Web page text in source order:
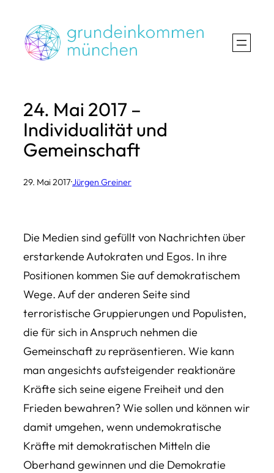
Inhalt
springen
24. Mai 2017 –
Individualität und
Gemeinschaft
29. Mai 2017·Jürgen Greiner
Die Medien sind gefüllt von Nachrichten über
erstarkende Autokraten und Egos. In ihre
Positionen kommen Sie auf demokratischem
Wege. Auf der anderen Seite sind
terroristische Gruppierungen und Populisten,
die für sich in Anspruch nehmen die
Gemeinschaft zu repräsentieren. Wie kann
man angesichts aufsteigender reaktionäre
Kräfte sich seine eigene Freiheit und den
Frieden bewahren? Wie sollen und können wir
damit umgehen, wenn undemokratische
Kräfte mit demokratischen Mitteln die
Oberhand gewinnen und die Demokratie